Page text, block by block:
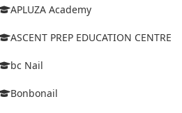
APLUZA Academy
ASCENT PREP EDUCATION CENTRE
bc Nail
Bonbonail